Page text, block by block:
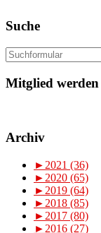
Suche
Mitglied werden
Archiv
► 2021 (36)
► 2020 (65)
► 2019 (64)
► 2018 (85)
► 2017 (80)
► 2016 (27)